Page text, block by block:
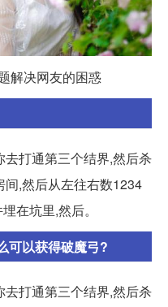
解决网友的困惑
打通第三个结界,然后杀
,然后从左往右数1234
在坑里,然后。
可以获得破魔弓?
打通第三个结界,然后杀